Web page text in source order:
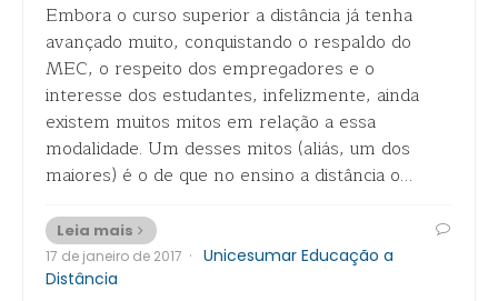
Embora o curso superior a distância já tenha
avançado muito, conquistando o respaldo do
MEC, o respeito dos empregadores e o
interesse dos estudantes, infelizmente, ainda
existem muitos mitos em relação a essa
modalidade. Um desses mitos (aliás, um dos
maiores) é o de que no ensino a distância o…
Leia mais
17 de janeiro de 2017 · Unicesumar Educação a
Distância